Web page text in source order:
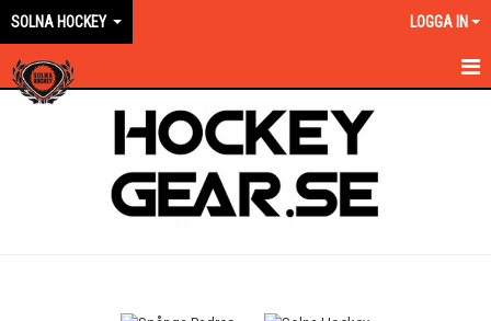
SOLNA HOCKEY LOGGA IN
EN ORANGE VÄG